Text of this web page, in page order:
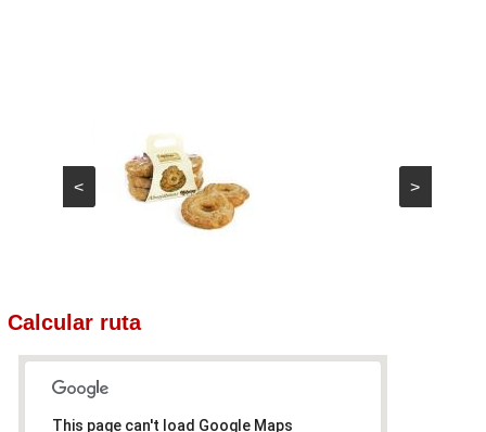
< >
Calcular ruta
This page can't load Google Maps